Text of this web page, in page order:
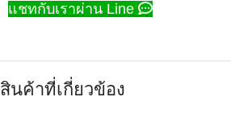
แชทกับเราผ่าน Line
สินค้าที่เกี่ยวข้อง